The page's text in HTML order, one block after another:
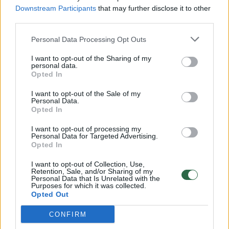
Downstream Participants that may further disclose it to other
Personal Data Processing Opt Outs
I want to opt-out of the Sharing of my
personal data.
Opted In
I want to opt-out of the Sale of my
Personal Data.
Opted In
I want to opt-out of processing my
Personal Data for Targeted Advertising.
Opted In
I want to opt-out of Collection, Use,
Retention, Sale, and/or Sharing of my
Personal Data that Is Unrelated with the
Purposes for which it was collected.
Opted Out
CONFIRM
Šiandien kimba
00:06:43
Patyrę žvejai lietuviškus ešerius gaudė net 30 metrų
Laidos | Šiandien kimba
00:24:46
Žvejybos specialistai patarė, kokius galvakablius
naudoti skirtinguose vandenyse
Laidos | Šiandien kimba
Ką rinktis žvejybai: katerį ar pripučiamą valtį? Pataria
laivybos žinovas
Laidos | Šiandien kimba